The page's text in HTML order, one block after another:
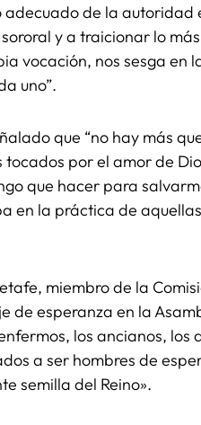
de la
y a traicionar lo
vocación, nos sesga en
uno”.
que “no hay más
por el amor de
que hacer para
en la práctica de
miembro de la
de esperanza en la
los ancianos,
a ser hombres de
semilla del Reino».